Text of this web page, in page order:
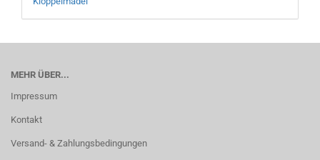
MEHR ÜBER...
Impressum
Kontakt
Versand- & Zahlungsbedingungen